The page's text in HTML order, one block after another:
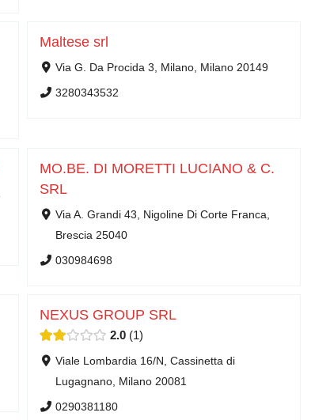
Maltese srl
Via G. Da Procida 3, Milano, Milano 20149
3280343532
MO.BE. DI MORETTI LUCIANO & C.
SRL
Via A. Grandi 43, Nigoline Di Corte Franca,
Brescia 25040
030984698
NEXUS GROUP SRL
2.0 1
Viale Lombardia 16/N, Cassinetta di
Lugagnano, Milano 20081
0290381180